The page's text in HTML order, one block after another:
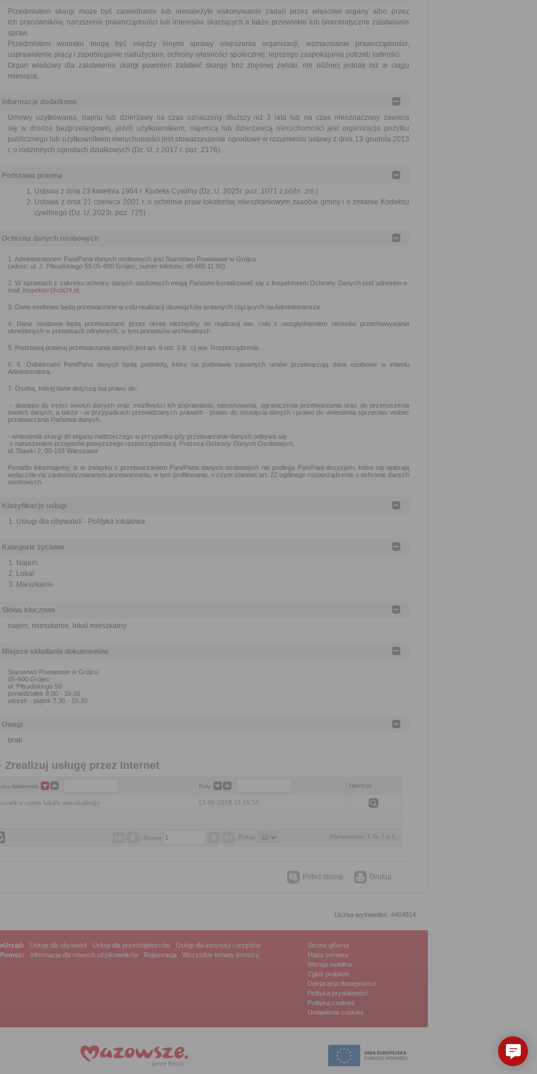
Przedmiotem skargi może być zaniedbanie lub nienależyte wykonywanie zadań przez właściwe organy albo przez
ich pracowników, naruszenie praworządności lub interesów skarżących a także przewlekłe lub biurokratyczne załatwianie
spraw.
Przedmiotem wniosku mogą być między innymi sprawy ulepszenia organizacji, wzmacnianie praworządności,
usprawnienie pracy i zapobieganie nadużyciom, ochrony własności społecznej, lepszego zaspokajania potrzeb ludności.
Organ właściwy dla załatwienia skargi powinien załatwić skargę bez zbędnej zwłoki, nie później jednak niż w ciągu
miesiąca.
Informacje dodatkowe
Umowy użytkowania, najmu lub dzierżawy na czas oznaczony dłuższy niż 3 lata lub na czas nieoznaczony zawiera
się w drodze bezprzetargowej, jeżeli użytkownikiem, najemcą lub dzierżawcą nieruchomości jest organizacja pożytku
publicznego lub użytkownikiem nieruchomości jest stowarzyszenie ogrodowe w rozumieniu ustawy z dnia 13 grudnia 2013
r. o rodzinnych ogrodach działkowych (Dz. U. z 2017 r. poz. 2176).
Podstawa prawna
Ustawa z dnia 23 kwietnia 1964 r. Kodeks Cywilny (Dz. U. 2025r. poz. 1071 z późn. zm.)
Ustawa z dnia 21 czerwca 2001 r. o ochronie praw lokatorów, mieszkaniowym zasobie gminy i o zmianie Kodeksu
cywilnego (Dz. U. 2023r. poz. 725)
Ochrona danych osobowych
1. Administratorem Pani/Pana danych osobowych jest Starostwo Powiatowe w Grójcu
(adres: ul. J. Piłsudskiego 59 05-600 Grójec; numer telefonu: 48 665 11 00).
2. W sprawach z zakresu ochrony danych osobowych mogą Państwo kontaktować się z Inspektorem Ochrony Danych pod adresem e-
mail: inspektor@cbi24.pl
3. Dane osobowe będą przetwarzane w celu realizacji obowiązków prawnych ciążących na Administratorze.
4. Dane osobowe będą przetwarzane przez okres niezbędny do realizacji ww. celu z uwzględnieniem okresów przechowywania
określonych w przepisach odrębnych, w tym przepisów archiwalnych.
5. Podstawą prawną przetwarzania danych jest art. 6 ust. 1 lit. c) ww. Rozporządzenia.
6. 6. Odbiorcami Pani/Pana danych będą podmioty, które na podstawie zawartych umów przetwarzają dane osobowe w imieniu
Administratora.
7. Osoba, której dane dotyczą ma prawo do:
- dostępu do treści swoich danych oraz możliwości ich poprawiania, sprostowania, ograniczenia przetwarzania oraz do przenoszenia
swoich danych, a także - w przypadkach przewidzianych prawem - prawo do usunięcia danych i prawo do wniesienia sprzeciwu wobec
przetwarzania Państwa danych.
- wniesienia skargi do organu nadzorczego w przypadku gdy przetwarzanie danych odbywa się
z naruszeniem przepisów powyższego rozporządzenia tj. Prezesa Ochrony Danych Osobowych,
ul. Stawki 2, 00-193 Warszawa
Ponadto informujemy, iż w związku z przetwarzaniem Pani/Pana danych osobowych nie podlega Pan/Pani decyzjom, które się opierają
wyłącznie na zautomatyzowanym przetwarzaniu, w tym profilowaniu, o czym stanowi art. 22 ogólnego rozporządzenia o ochronie danych
osobowych.
Klasyfikacje usługi
Usługi dla obywateli - Polityka lokalowa
Kategorie życiowe
Najem
Lokal
Mieszkanie
Słowa kluczowe
najem, mieszkanie, lokal mieszkalny
Miejsce składania dokumentów
Starostwo Powiatowe w Grójcu
05-600 Grójec
ul. Piłsudskiego 59
poniedziałek 8.00 - 16.00
wtorek - piątek 7.30 - 15.30
Uwagi
brak
Zrealizuj usługę przez Internet
dokumentu Data Operacja
o najem lokalu mieszkalnego 13-09-2018 13:15:50
Strona Pokaż Wyświetlono 1 do 1 z 1
Poleć stronę Drukuj
Liczba wyświetleń: 4404814
eUrząd: Usługi dla obywateli Usługi dla przedsiębiorców
Usługi dla instytucji i urzędów
Pomoc:
Informacja dla nowych użytkowników Rejestracja |Wszystkie tematy pomocy
Strona główna
Mapa serwisu
Wersja mobilna
Zgłoś problem
Deklaracja dostępności
Polityka prywatności
Polityka cookies
Ustawienia cookies